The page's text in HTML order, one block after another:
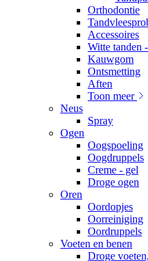
Orthodontie
Accessoires
Witte tanden
Kauwgom
Ontsmetting
Aften
Toon meer
Neus
Spray
Ogen
Oogspoeling
Oogdruppels
Creme - gel
Droge ogen
Oren
Oordopjes
Oorreiniging
Oordruppels
Voeten en benen
Droge